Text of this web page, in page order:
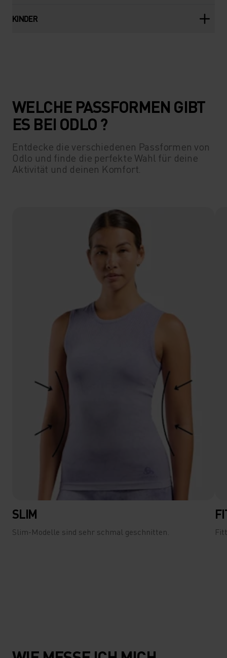
KINDER
WELCHE PASSFORMEN GIBT
ES BEI ODLO ?
Entdecke die verschiedenen Passformen von
Odlo und finde die perfekte Wahl für deine
Aktivität und deinen Komfort.
SLIM
Slim-Modelle sind sehr schmal geschnitten.